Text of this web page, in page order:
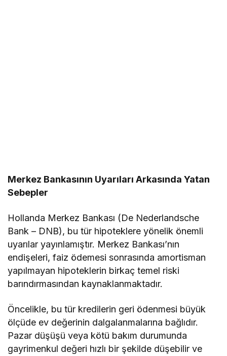
Merkez Bankasının Uyarıları Arkasında Yatan
Sebepler
Hollanda Merkez Bankası (De Nederlandsche
Bank – DNB), bu tür hipoteklere yönelik önemli
uyarılar yayınlamıştır. Merkez Bankası’nın
endişeleri, faiz ödemesi sonrasında amortisman
yapılmayan hipoteklerin birkaç temel riski
barındırmasından kaynaklanmaktadır.
Öncelikle, bu tür kredilerin geri ödenmesi büyük
ölçüde ev değerinin dalgalanmalarına bağlıdır.
Pazar düşüşü veya kötü bakım durumunda
gayrimenkul değeri hızlı bir şekilde düşebilir ve